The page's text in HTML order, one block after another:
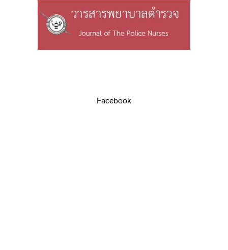
Facebook